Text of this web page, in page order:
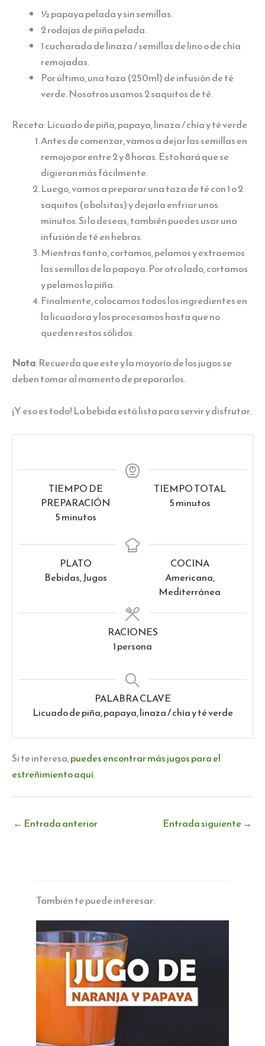
½ papaya pelada y sin semillas.
2 rodajas de piña pelada.
1 cucharada de linaza / semillas de lino o de chía
remojadas.
Por último, una taza (250ml) de infusión de té
verde. Nosotros usamos 2 saquitos de té.
Receta: Licuado de piña, papaya, linaza / chía y té verde
Antes de comenzar, vamos a dejar las semillas en
remojo por entre 2 y 8 horas. Esto hará que se
digieran más fácilmente.
Luego, vamos a preparar una taza de té con 1 o 2
saquitos (o bolsitas) y dejarla enfriar unos
minutos. Si lo deseas, también puedes usar una
infusión de té en hebras.
Mientras tanto, cortamos, pelamos y extraemos
las semillas de la papaya. Por otro lado, cortamos
y pelamos la piña.
Finalmente, colocamos todos los ingredientes en
la licuadora y los procesamos hasta que no
queden restos sólidos.
Nota: Recuerda que este y la mayoría de los jugos se
deben tomar al momento de prepararlos.
¡Y eso es todo! La bebida está lista para servir y disfrutar.
TIEMPO DE
PREPARACIÓN
5minutos
minutos
TIEMPO TOTAL
5minutos
minutos
PLATO
Bebidas, Jugos
COCINA
Americana,
Mediterránea
RACIONES
1persona
PALABRA CLAVE
Licuado de piña, papaya, linaza / chía y té verde
Si te interesa,puedes encontrar más jugos para el
estreñimiento aquí.
← Entrada anterior Entrada siguiente →
También te puede interesar: